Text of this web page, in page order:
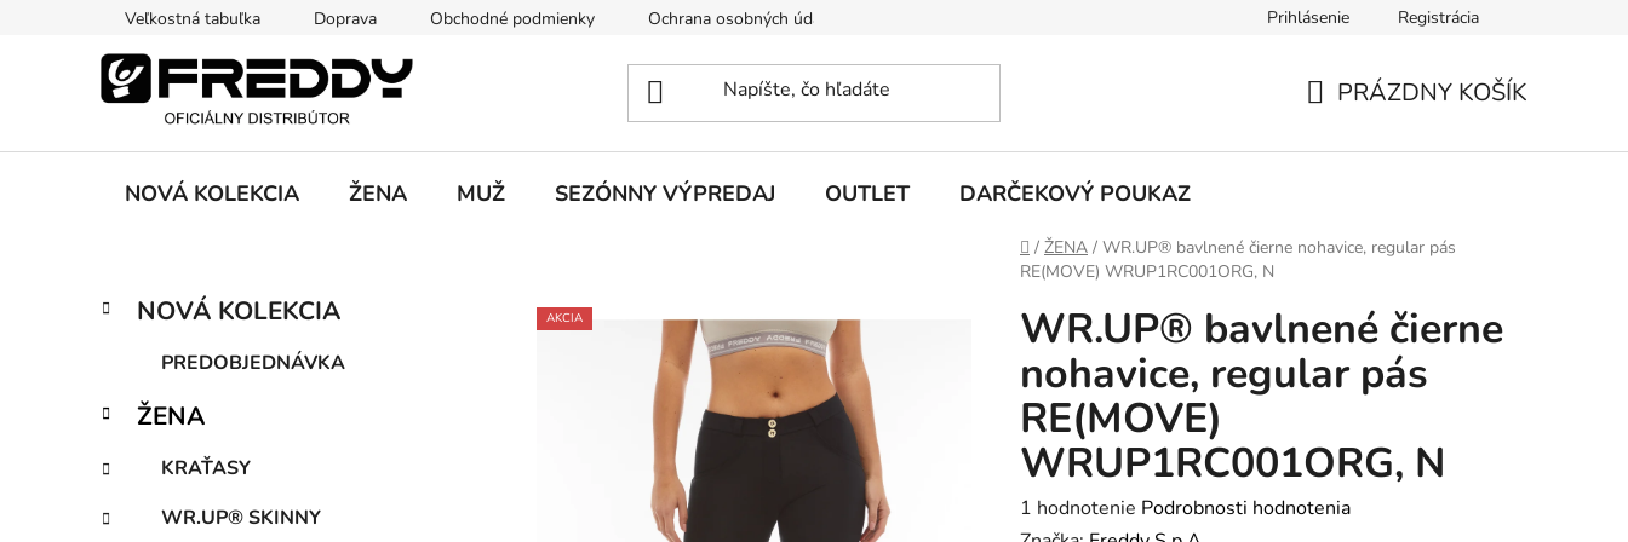
Veľkostná tabuľka Doprava Obchodné podmienky Ochrana osobných údajov Reklamácia Často kladené otázky
Prihlásenie Registrácia
PRÁZDNY KOŠÍK
NOVÁ KOLEKCIA ŽENA MUŽ SEZÓNNY VÝPREDAJ OUTLET DARČEKOVÝ POUKAZ
Domov
/ ŽENA / WR.UP® bavlnené čierne nohavice, regular pás
RE(MOVE) WRUP1RC001ORG, N
B
ý
p
a
n
Preskočiť
kategórie
K
a
g
ó
i
e
NOVÁ KOLEKCIA
PREDOBJEDNÁVKA
ŽENA
KRAŤASY
WR.UP® SKINNY
WR.UP® bavlnené čierne
nohavice, regular pás
RE(MOVE)
WRUP1RC001ORG, N
Priemerné
1 hodnotenie Podrobnosti hodnotenia
AKCIA